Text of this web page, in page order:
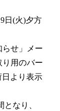
日(火)夕方
せ」メー
り用のバー
より表示
なり、